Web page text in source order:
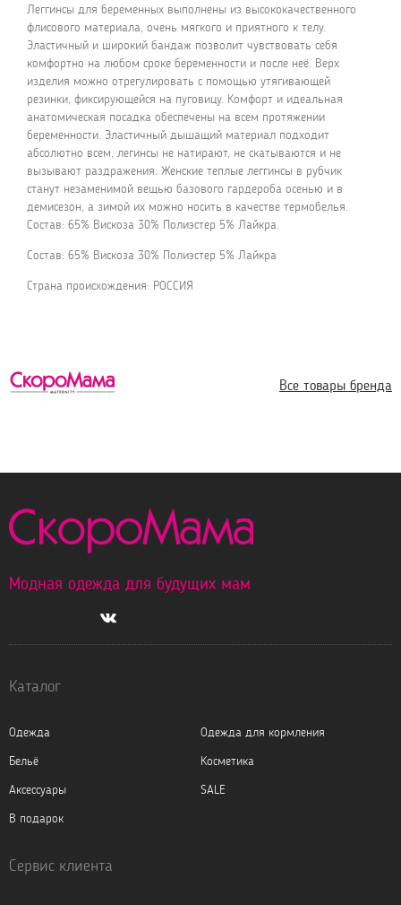
Леггинсы для беременных выполнены из высококачественного
флисового материала, очень мягкого и приятного к телу.
Эластичный и широкий бандаж позволит чувствовать себя
комфортно на любом сроке беременности и после неё. Верх
изделия можно отрегулировать с помощью утягивающей
резинки, фиксирующейся на пуговицу. Комфорт и идеальная
анатомическая посадка обеспечены на всем протяжении
беременности. Эластичный дышащий материал подходит
абсолютно всем, легинсы не натирают, не скатываются и не
вызывают раздражения. Женские теплые леггинсы в рубчик
станут незаменимой вещью базового гардероба осенью и в
демисезон, а зимой их можно носить в качестве термобелья.
Состав: 65% Вискоза 30% Полиэстер 5% Лайкра.
Состав: 65% Вискоза 30% Полиэстер 5% Лайкра
Страна происхождения: РОССИЯ
Все товары бренда
Модная одежда для будущих мам
Каталог
Одежда
Одежда для кормления
Бельё
Косметика
Аксессуары
SALE
В подарок
Сервис клиента